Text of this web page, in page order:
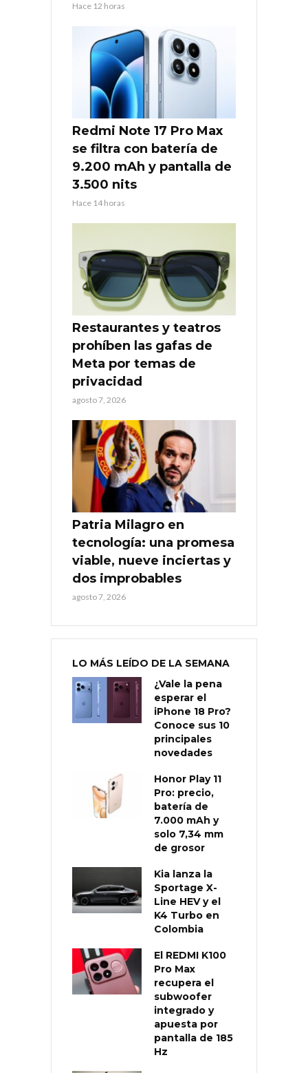
Hace 12 horas
Redmi Note 17 Pro Max
se filtra con batería de
9.200 mAh y pantalla de
3.500 nits
Hace 14 horas
Restaurantes y teatros
prohíben las gafas de
Meta por temas de
privacidad
agosto 7, 2026
Patria Milagro en
tecnología: una promesa
viable, nueve inciertas y
dos improbables
agosto 7, 2026
LO MÁS LEÍDO DE LA SEMANA
¿Vale la pena
esperar el
iPhone 18 Pro?
Conoce sus 10
principales
novedades
Honor Play 11
Pro: precio,
batería de
7.000 mAh y
solo 7,34 mm
de grosor
Kia lanza la
Sportage X-
Line HEV y el
K4 Turbo en
Colombia
El REDMI K100
Pro Max
recupera el
subwoofer
integrado y
apuesta por
pantalla de 185
Hz